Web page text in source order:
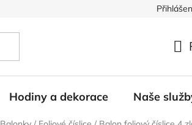
Hodiny a dekorace Naše